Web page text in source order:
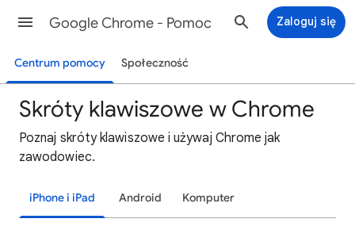
Google Chrome - Pomoc Zaloguj się
Centrum pomocy Społeczność
Skróty klawiszowe w Chrome
Poznaj skróty klawiszowe i używaj Chrome jak
zawodowiec.
iPhone i iPad Android Komputer